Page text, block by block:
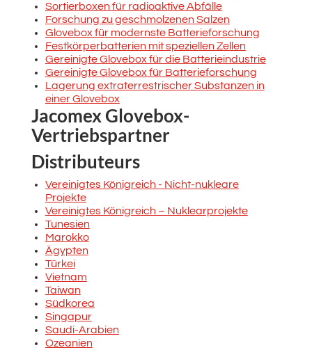
Sortierboxen für radioaktive Abfälle
Forschung zu geschmolzenen Salzen
Glovebox für modernste Batterieforschung
Festkörperbatterien mit speziellen Zellen
Gereinigte Glovebox für die Batterieindustrie
Gereinigte Glovebox für Batterieforschung
Lagerung extraterrestrischer Substanzen in
einer Glovebox
Jacomex Glovebox-
Vertriebspartner
Distributeurs
Vereinigtes Königreich - Nicht-nukleare
Projekte
Vereinigtes Königreich – Nuklearprojekte
Tunesien
Marokko
Ägypten
Türkei
Vietnam
Taiwan
Südkorea
Singapur
Saudi-Arabien
Ozeanien